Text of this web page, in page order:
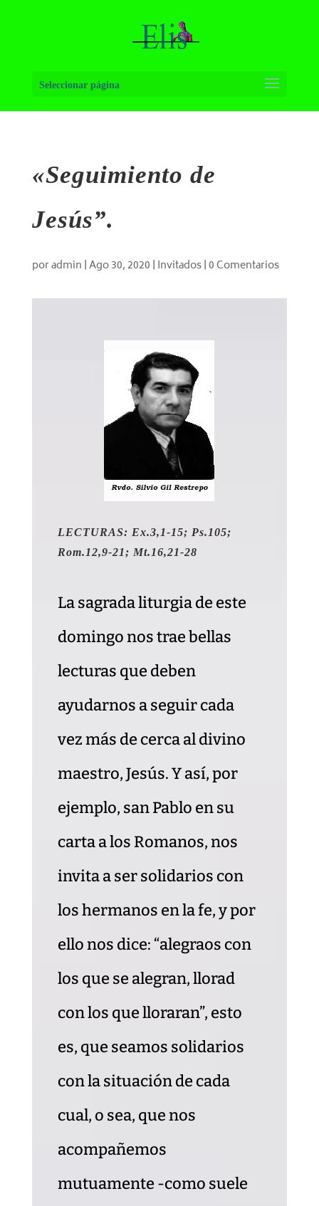
Seleccionar página
«Seguimiento de
Jesús”.
poradmin |Ago 30, 2020 | Invitados|0 Comentarios
LECTURAS: Ex.3,1-15; Ps.105;
Rom.12,9-21; Mt.16,21-28
La sagrada liturgia de este
domingo nos trae bellas
lecturas que deben
ayudarnos a seguir cada
vez más de cerca al divino
maestro, Jesús. Y así, por
ejemplo, san Pablo en su
carta a los Romanos, nos
invita a ser solidarios con
los hermanos en la fe, y por
ello nos dice: “alegraos con
los que se alegran, llorad
con los que lloraran”, esto
es, que seamos solidarios
con la situación de cada
cual, o sea, que nos
acompañemos
mutuamente -como suele